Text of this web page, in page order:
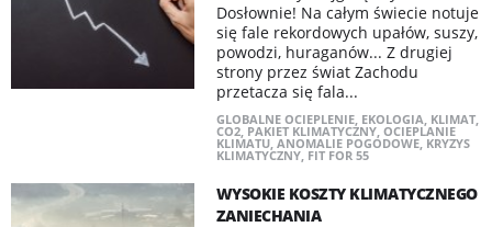
Dosłownie! Na całym świecie notuje
się fale rekordowych upałów, suszy,
powodzi, huraganów... Z drugiej
strony przez świat Zachodu
przetacza się fala...
GLOBALNE OCIEPLENIE, EKOLOGIA, KLIMAT,
CO2, PAKIET KLIMATYCZNY, OCIEPLANIE
KLIMATU, ANOMALIE POGODOWE, KRYZYS
KLIMATYCZNY, FIT FOR 55
WYSOKIE KOSZTY KLIMATYCZNEGO
ZANIECHANIA